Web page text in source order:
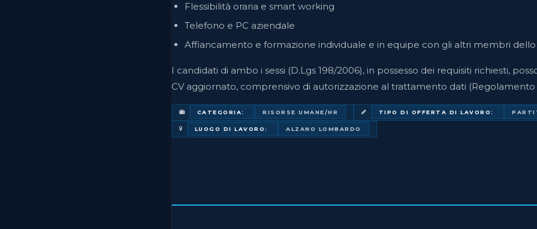
Flessibilità oraria e smart working
Telefono e PC aziendale
Affiancamento e formazione individuale e in equipe con gli altri membri
I candidati di ambo i sessi (D.Lgs 198/2006), in possesso dei requisiti richiesti,
CV aggiornato, comprensivo di autorizzazione al trattamento dati (Regolamento
CATEGORIA: RISORSE UMANE/HR TIPO DI OFFERTA DI LAVORO:
LUOGO DI LAVORO: ALZANO LOMBARDO